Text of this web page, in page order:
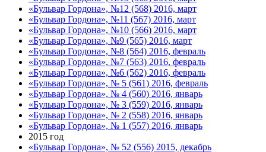
«Бульвар Гордона», №12 (568) 2016, март
«Бульвар Гордона», №11 (567) 2016, март
«Бульвар Гордона», №10 (566) 2016, март
«Бульвар Гордона», №9 (565) 2016, март
«Бульвар Гордона», №8 (564) 2016, февраль
«Бульвар Гордона», №7 (563) 2016, февраль
«Бульвар Гордона», №6 (562) 2016, февраль
«Бульвар Гордона», № 5 (561) 2016, февраль
«Бульвар Гордона», № 4 (560) 2016, январь
«Бульвар Гордона», № 3 (559) 2016, январь
«Бульвар Гордона», № 2 (558) 2016, январь
«Бульвар Гордона», № 1 (557) 2016, январь
2015 год
«Бульвар Гордона», № 52 (556) 2015, декабрь